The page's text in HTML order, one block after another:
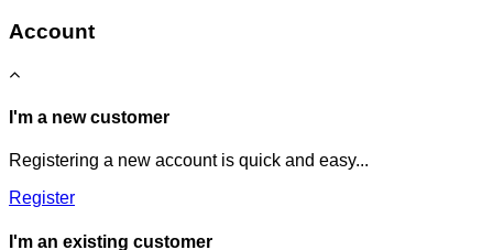
Account
I'm a new customer
Registering a new account is quick and easy...
Register
I'm an existing customer